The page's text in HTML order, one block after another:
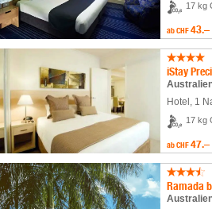
17 kg
ab CHF 43.–
iStay
Hotel 1
17 kg
ab CHF 47.–